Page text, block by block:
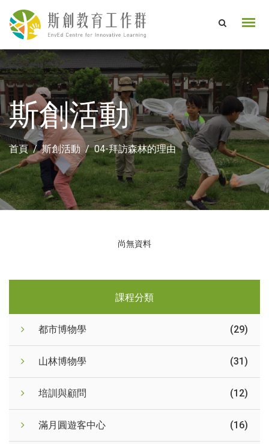
斯創活動
首頁 斯創活動 04-拜訪森林的理由
尚無資料
課程分類
都市博物學 (29)
山林博物學 (31)
培訓與顧問 (12)
滿月圓遊客中心 (16)